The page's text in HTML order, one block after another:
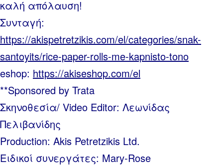
καλή απόλαυση!
Συνταγή:
https://akispetretzikis.com/el/categories/snak-
santoyits/rice-paper-rolls-me-kapnisto-tono
eshop: https://akiseshop.com/el
**Sponsored by Trata
Σκηνοθεσία/ Video Editor: Λεωνίδας
Πελιβανίδης
Production: Akis Petretzikis Ltd.
Ειδικοί συνεργάτες: Mary-Rose